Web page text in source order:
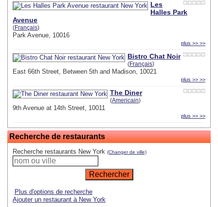
Les
Halles Park
Avenue
(Français)
Park Avenue, 10016
plus >> >>
Bistro Chat Noir
(Français)
East 66th Street, Between 5th and Madison, 10021
plus >> >>
The Diner
(Americain)
9th Avenue at 14th Street, 10011
plus >> >>
Recherche de restaurants
Recherche restaurants New York (Changer de ville)
Plus d'options de recherche
Ajouter un restaurant à New York